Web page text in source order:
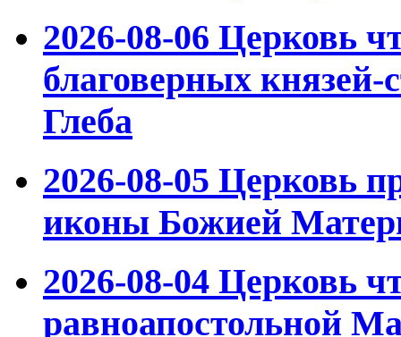
2026-08-06 Церковь
благоверных князей-
Глеба
2026-08-05 Церковь
иконы Божией
2026-08-04 Церковь
равноапостольной